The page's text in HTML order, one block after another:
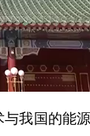
国的能源